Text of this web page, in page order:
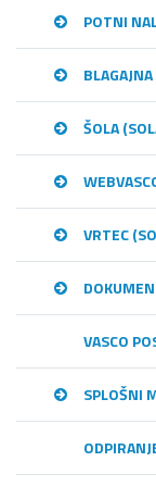
POTNI
ŠOLA
VRTEC
VASCO
SPLOŠNI